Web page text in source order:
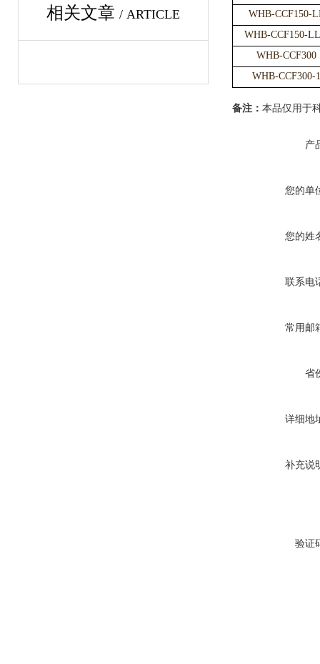
相关文章 / ARTICLE
WHB-CCF150-
WHB-CCF150-
WHB-CCF300
WHB-CCF300-1
备注： 本品仅用于
产
您的单
您的姓
联系电
常用邮
省
详细地
补充说
验证